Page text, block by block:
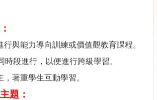
行與能力導向訓練或價值觀教育課程。
時段進行，以便進行跨級學習。
，著重學生互動學習。
題：